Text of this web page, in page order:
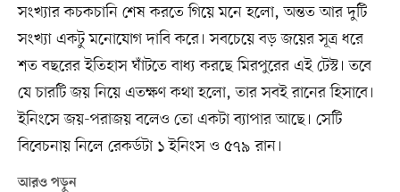
সংখ্যার কচকচানি শেষ করতে গিয়ে মনে হলো, অন্তত আর দুটি
সংখ্যা একটু মনোযোগ দাবি করে। সবচেয়ে বড় জয়ের সূত্র ধরে
শত বছরের ইতিহাস ঘাঁটতে বাধ্য করছে মিরপুরের এই টেস্ট। তবে
যে চারটি জয় নিয়ে এতক্ষণ কথা হলো, তার সবই রানের হিসাবে।
ইনিংসে জয়-পরাজয় বলেও তো একটা ব্যাপার আছে। সেটি
বিবেচনায় নিলে রেকর্ডটা ১ ইনিংস ও ৫৭৯ রান।
আরও পড়ুন